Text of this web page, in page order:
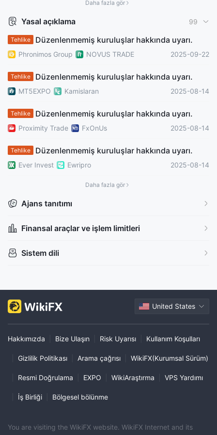
Pazar Yapıcılık (MM)
cTrader
Bölgesel Brokerler
Daha fazla gör
Yasal açıklama 99
Tehlike Düzenlenmemiş kuruluşlar hakkında uyarı.
Phronimos Group NOVUS TRADE 2025-09-22
Tehlike Düzenlenmemiş kuruluşlar hakkında uyarı.
MT5EXPO Kamislaran 2025-08-14
Tehlike Düzenlenmemiş kuruluşlar hakkında uyarı.
Proximity Trade FxOnUs 2025-08-14
Tehlike Düzenlenmemiş kuruluşlar hakkında uyarı.
Ever Invest Ewripro 2025-08-14
Daha fazla gör
Ajans tanıtımı
Finansal araçlar ve işlem limitleri
Sistem dili
United States
Hakkımızda Bize Ulaşın Risk Uyarısı Kullanım Koşulları
Gizlilik Politikası Arama çağrısı WikiFX(Kurumsal Sürüm)
Resmi Doğrulama EXPO WikiAraştırma VPS Yardımı
İş Birliği Bölgesel bölünme
You are visiting the WikiFX website. WikiFX Internet and its